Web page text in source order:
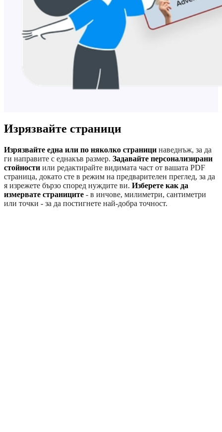
Изрязвайте страници
Изрязвайте една или по няколко страници наведнъж, за да
ги направите с еднакъв размер. Задавайте персонализирани
стойности или редактирайте видимата част от вашата PDF
страница, докато сте в режим на предварителен преглед, за да
я изрежете бързо според нуждите ви. Изберете как да
измервате страниците - в инчове, милиметри, сантиметри
или точки - за да постигнете най-добра точност.